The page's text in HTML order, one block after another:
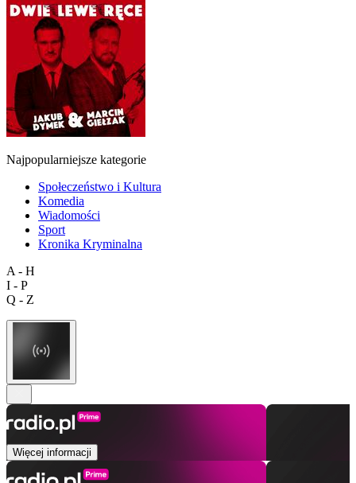
Najpopularniejsze kategorie
Społeczeństwo i Kultura
Komedia
Wiadomości
Sport
Kronika Kryminalna
A - H
I - P
Q - Z
Więcej informacji